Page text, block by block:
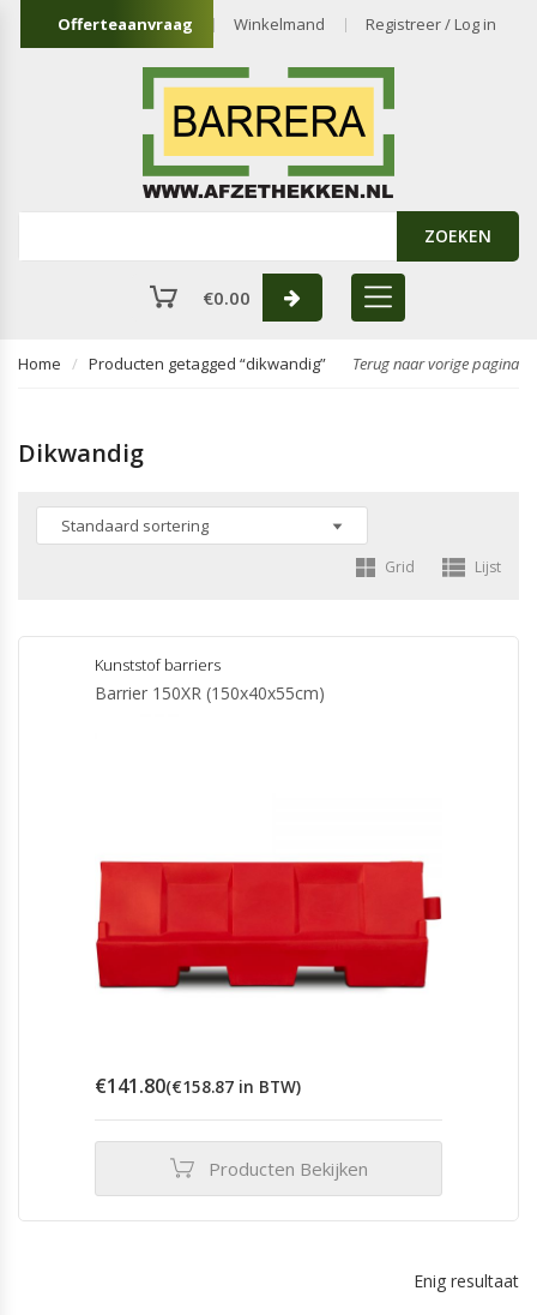
Offerteaanvraag Winkelmand Registreer / Log in
ZOEKEN
€0.00
Home Producten getagged “dikwandig” Terug naar vorige pagina
Dikwandig
Grid Lijst
Kunststof barriers
Barrier 150XR (150x40x55cm)
€141.80(€158.87 in BTW)
Producten Bekijken
Enig resultaat